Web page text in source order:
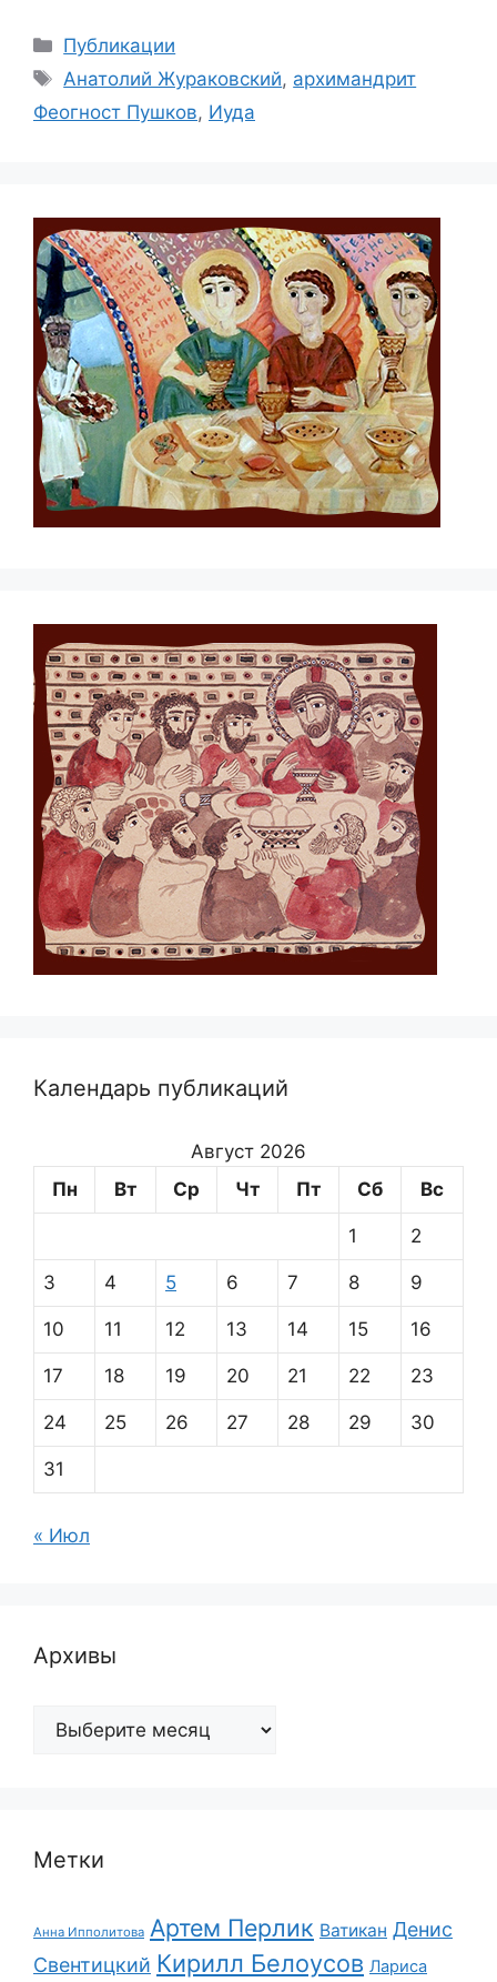
Рубрики
Публикации
Метки
Анатолий Жураковский, архимандрит
Феогност Пушков, Иуда
Календарь публикаций
Август 2026
Пн
Вт Ср Чт Пт Сб Вс
1 2
3 4 5 6 7 8 9
10 11 12 13 14 15 16
17 18 19 20 21 22 23
24 25 26 27 28 29 30
31
« Июл
Архивы
Архивы
Метки
Анна Ипполитова Артем Перлик Ватикан Денис
Свентицкий Кирилл Белоусов Лариса